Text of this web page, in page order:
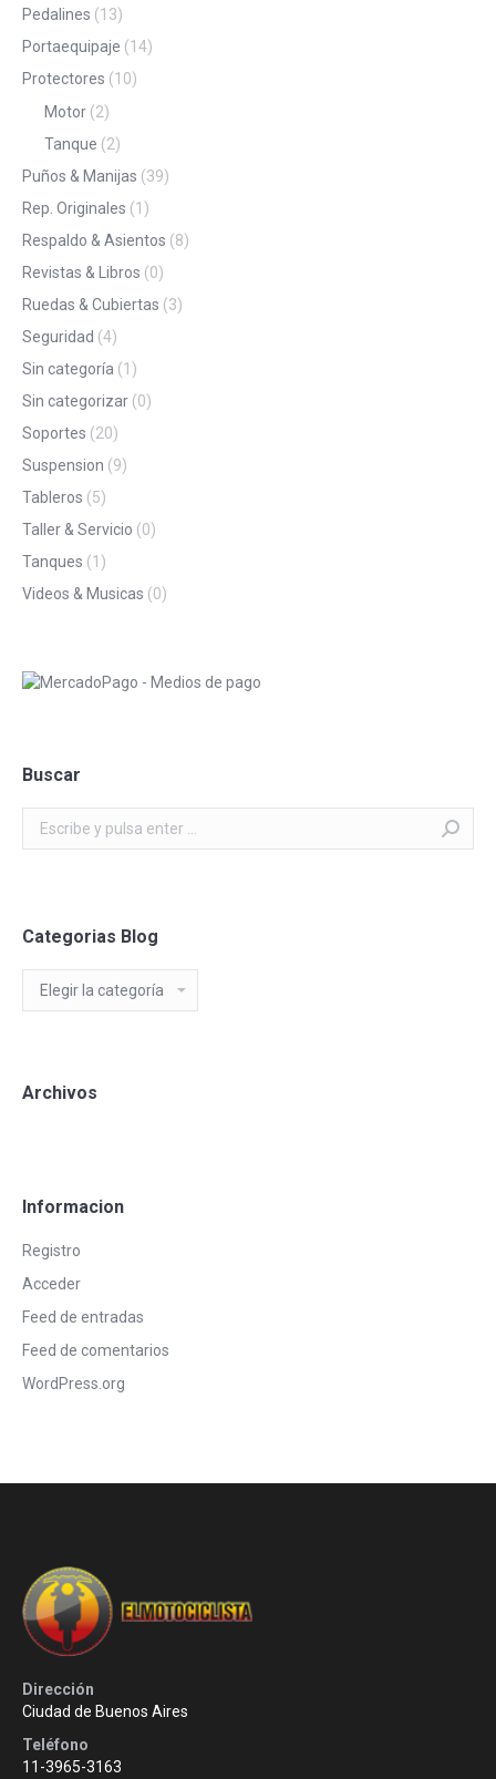
Pedalines (13)
Portaequipaje (14)
Protectores (10)
Motor (2)
Tanque (2)
Puños & Manijas (39)
Rep. Originales (1)
Respaldo & Asientos (8)
Revistas & Libros (0)
Ruedas & Cubiertas (3)
Seguridad (4)
Sin categoría (1)
Sin categorizar (0)
Soportes (20)
Suspension (9)
Tableros (5)
Taller & Servicio (0)
Tanques (1)
Videos & Musicas (0)
Buscar
Categorias Blog
Blog
Archivos
Informacion
Registro
Acceder
Feed de entradas
Feed de comentarios
WordPress.org
Dirección
Ciudad de Buenos Aires
Teléfono
11-3965-3163